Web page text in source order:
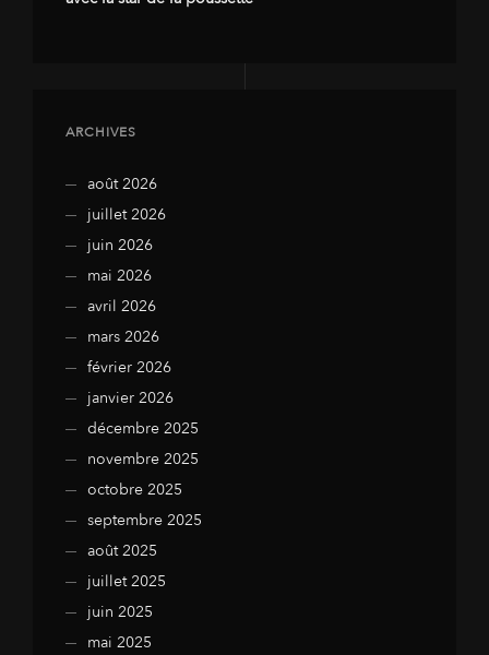
ARCHIVES
août 2026
juillet 2026
juin 2026
mai 2026
avril 2026
mars 2026
février 2026
janvier 2026
décembre 2025
novembre 2025
octobre 2025
septembre 2025
août 2025
juillet 2025
juin 2025
mai 2025